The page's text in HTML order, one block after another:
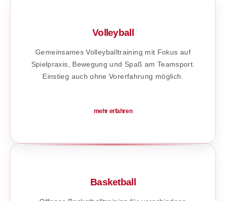
Volleyball
Gemeinsames Volleyballtraining mit Fokus auf
Spielpraxis, Bewegung und Spaß am Teamsport.
Einstieg auch ohne Vorerfahrung möglich.
mehr erfahren
Basketball